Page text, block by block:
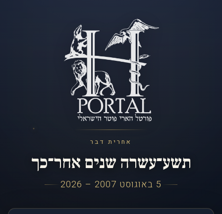
אחרית דבר
תשע־עשרה שנים אחר־כך
5 באוגוסט 2007 – 2026